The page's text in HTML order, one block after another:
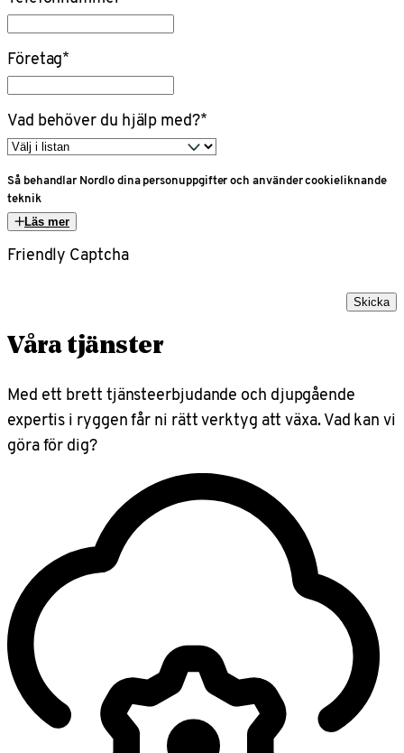
Företag*
Vad behöver du hjälp med?*
Så behandlar Nordlo dina personuppgifter och använder cookieliknande
teknik
Läs mer
Friendly Captcha
Skicka
Våra tjänster
Med ett brett tjänsteerbjudande och djupgående
expertis i ryggen får ni rätt verktyg att växa. Vad kan vi
göra för dig?